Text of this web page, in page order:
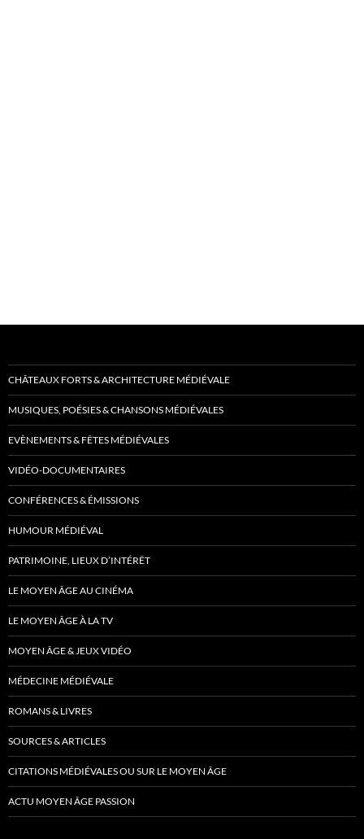
CHÂTEAUX FORTS & ARCHITECTURE MÉDIÉVALE
MUSIQUES, POÉSIES & CHANSONS MÉDIÉVALES
EVÈNEMENTS & FÊTES MÉDIÉVALES
VIDÉO-DOCUMENTAIRES
CONFÉRENCES & ÉMISSIONS
HUMOUR MÉDIÉVAL
PATRIMOINE, LIEUX D’INTÉRÊT
LE MOYEN ÂGE AU CINÉMA
LE MOYEN ÂGE À LA TV
MOYEN ÂGE & JEUX VIDÉO
MÉDECINE MÉDIÉVALE
ROMANS & LIVRES
SOURCES & ARTICLES
CITATIONS MÉDIÉVALES OU SUR LE MOYEN ÂGE
ACTU MOYEN ÂGE PASSION